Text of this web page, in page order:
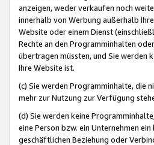
anzeigen, weder verkaufen noch
innerhalb von Werbung außerhalb
Website oder einem Dienst
Rechte an den Programminhalten
übertragen müssten, und Sie werden
Ihre Website ist.
(c) Sie werden Programminhalte, die
mehr zur Nutzung zur Verfügung
(d) Sie werden keine
eine Person bzw. ein Unternehmen
geschäftlichen Beziehung oder